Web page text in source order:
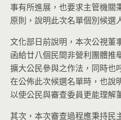
事有所進展，也要求主管機關
原則，說明此次名單個別候選
文化部日前說明，本次公視董
函給廿八個民間非營利團體推
擴大公民參與之作法，同時也
在公佈此次候選名單時，也說
以使公民與審查委員更能理解
其次，本次審查過程應秉持民